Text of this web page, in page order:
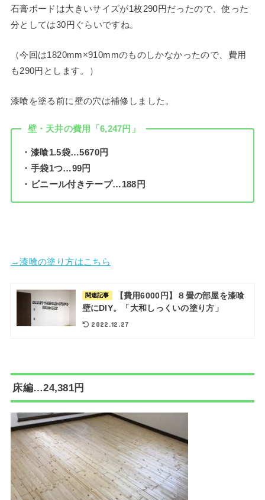
石膏ボードは大きいサイズが1枚290円だったので、使った
分としては30円ぐらいですね。
（今回は1820mm×910mmのものしかなかったので、費用
も290円とします。）
漆喰を塗る前に壁の穴は補修しました。
壁・天井の費用「6,247円」
・漆喰1.5袋…5670円
・手袋1つ…99円
・ビニール付きテープ…188円
→漆喰の塗り方はこちら
関連記事
【費用6000円】８畳の部屋を漆喰
壁にDIY。「大和しっくいの塗り方」
2022.12.27
床編…24,381円